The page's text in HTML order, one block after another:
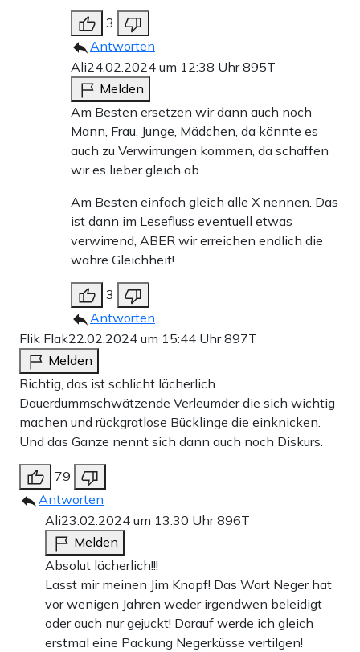
3
Antworten
Ali24.02.2024 um 12:38 Uhr895T
Melden
Am Besten ersetzen wir dann auch noch
Mann, Frau, Junge, Mädchen, da könnte es
auch zu Verwirrungen kommen, da schaffen
wir es lieber gleich ab.
Am Besten einfach gleich alle X nennen. Das
ist dann im Lesefluss eventuell etwas
verwirrend, ABER wir erreichen endlich die
wahre Gleichheit!
3
Antworten
Flik Flak22.02.2024 um 15:44 Uhr897T
Melden
Richtig, das ist schlicht lächerlich.
Dauerdummschwätzende Verleumder die sich wichtig
machen und rückgratlose Bücklinge die einknicken.
Und das Ganze nennt sich dann auch noch Diskurs.
79
Antworten
Ali23.02.2024 um 13:30 Uhr896T
Melden
Absolut lächerlich!!!
Lasst mir meinen Jim Knopf! Das Wort Neger hat
vor wenigen Jahren weder irgendwen beleidigt
oder auch nur gejuckt! Darauf werde ich gleich
erstmal eine Packung Negerküsse vertilgen!